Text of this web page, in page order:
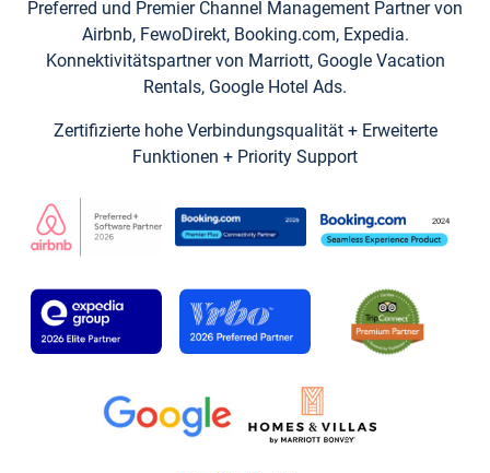
Preferred und Premier Channel Management Partner von
Airbnb, FewoDirekt, Booking.com, Expedia.
Konnektivitätspartner von Marriott, Google Vacation
Rentals, Google Hotel Ads.
Zertifizierte hohe Verbindungsqualität + Erweiterte
Funktionen + Priority Support